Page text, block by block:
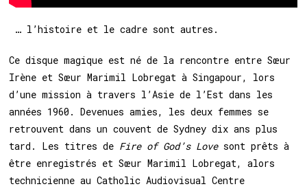
… l’histoire et le cadre sont autres.
Ce disque magique est né de la rencontre entre Sœur
Irène et Sœur Marimil Lobregat à Singapour, lors
d’une mission à travers l’Asie de l’Est dans les
années 1960. Devenues amies, les deux femmes se
retrouvent dans un couvent de Sydney dix ans plus
tard. Les titres de Fire of God’s Lovesont prêts à
être enregistrés et Sœur Marimil Lobregat, alors
technicienne au Catholic Audiovisual Centre